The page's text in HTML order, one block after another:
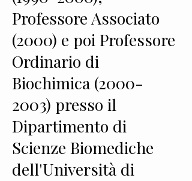
Professore Associato
(2000) e poi Professore
Ordinario di
Biochimica (2000-
2003) presso il
Dipartimento di
Scienze Biomediche
dell'Università di